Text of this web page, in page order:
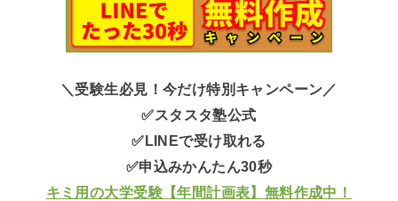
＼受験生必見！今だけ特別キャンペーン／
✅スタスタ塾公式
✅LINEで受け取れる
✅申込みかんたん30秒
キミ用の大学受験【年間計画表】無料作成中！